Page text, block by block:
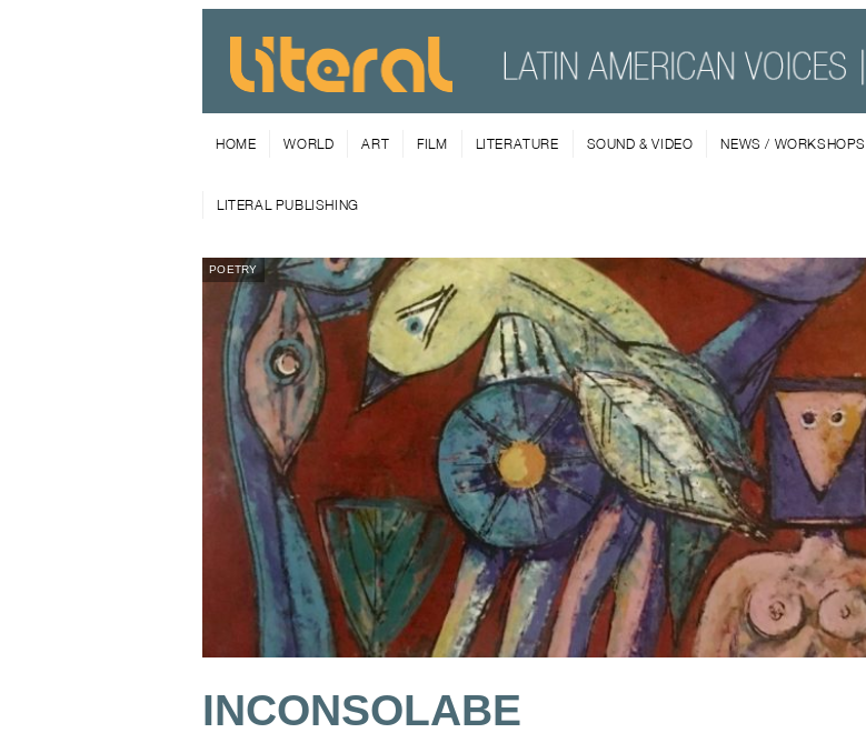
HOME WORLD ART FILM LITERATURE SOUND & VIDEO NEWS / WORKSHOPS
LITERAL PUBLISHING
POETRY
INCONSOLABE